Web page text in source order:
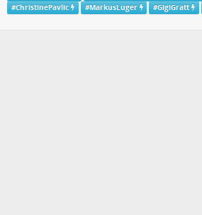
#ChristinePavlic #MarkusLuger #GigiGratt